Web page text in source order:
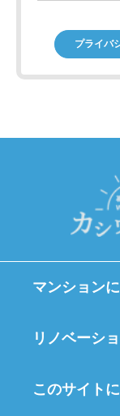
の規定が優
3. 本サービ
業者（以下
本ポリシー
については
業者が別途
ご参照くだ
1. 当社は、
るとおり、
第１項に定
します。
ユーザー
マンション
リノベーシ
このサイト